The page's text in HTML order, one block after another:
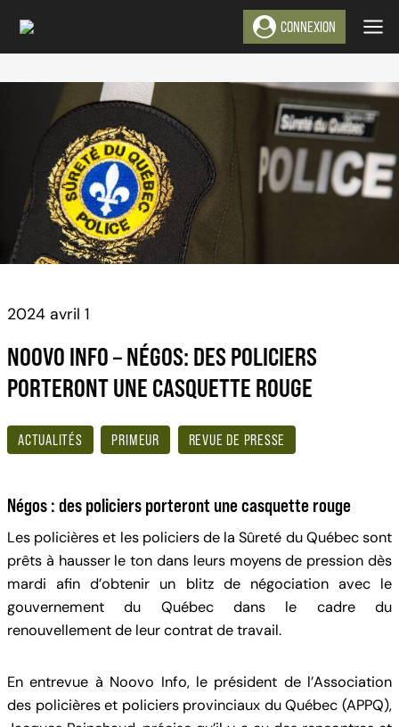
Aller
contenu
CONNEXION
ACTUALITÉS PRIMEUR REVUE DE PRESSE
NOOVO INFO – NÉGOS: DES POLICIERS
PORTERONT UNE CASQUETTE ROUGE
2024 avril 1
Négos : des policiers porteront une casquette rouge
Les policières et les policiers de la Sûreté du Québec sont
prêts à hausser le ton dans leurs moyens de pression dès
mardi afin d’obtenir un blitz de négociation avec le
gouvernement du Québec dans le cadre du
renouvellement de leur contrat de travail.
En entrevue à Noovo Info, le président de l’Association
des policières et policiers provinciaux du Québec (APPQ),